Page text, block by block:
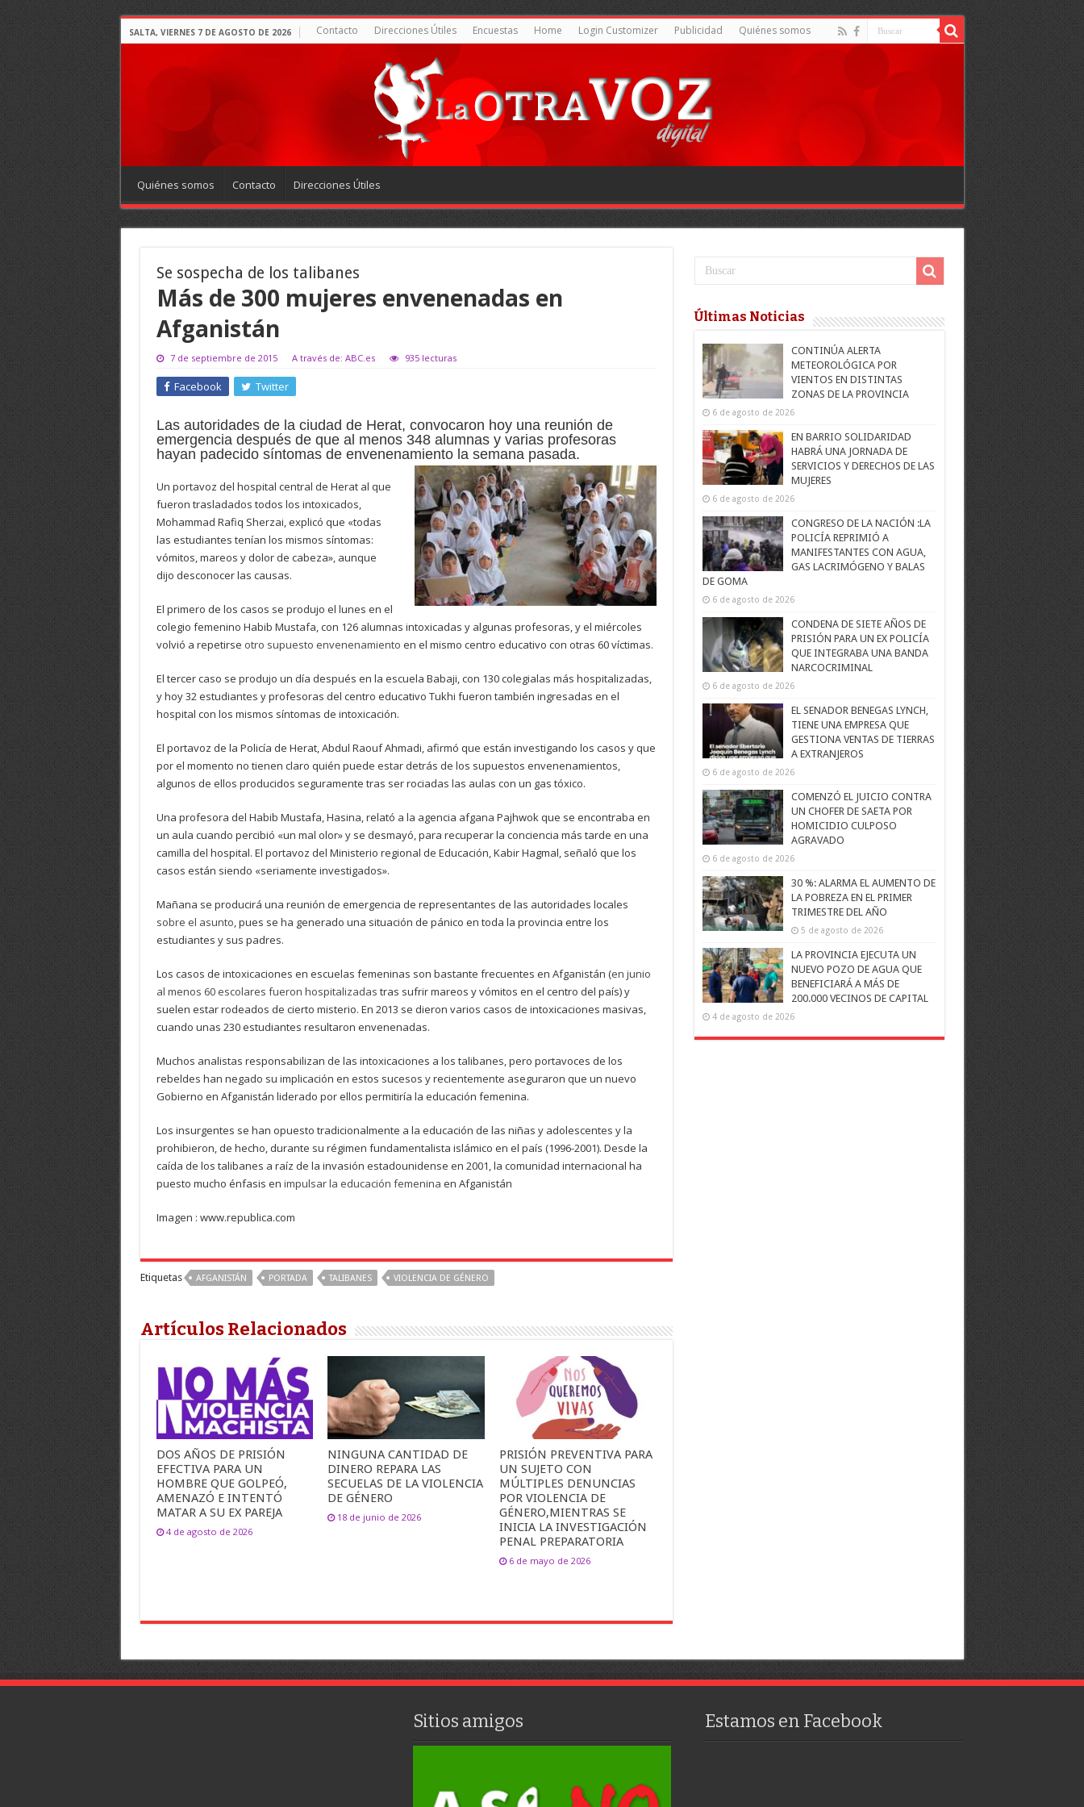
SALTA, VIERNES 7 DE AGOSTO DE 2026 Contacto Direcciones Útiles Encuestas Home Login Customizer Publicidad Quiénes somos
Quiénes somos Contacto Direcciones Útiles
Se sospecha de los talibanes
Más de 300 mujeres envenenadas en
Afganistán
7 de septiembre de 2015 A través de: ABC.es 935 lecturas
Facebook Twitter
Las autoridades de la ciudad de Herat, convocaron hoy una reunión de
emergencia después de que al menos 348 alumnas y varias profesoras
hayan padecido síntomas de envenenamiento la semana pasada.
Un portavoz del hospital central de Herat al que
fueron trasladados todos los intoxicados,
Mohammad Rafiq Sherzai, explicó que «todas
las estudiantes tenían los mismos síntomas:
vómitos, mareos y dolor de cabeza», aunque
dijo desconocer las causas.
El primero de los casos se produjo el lunes en el
colegio femenino Habib Mustafa, con 126 alumnas intoxicadas y algunas profesoras, y el miércoles
volvió a repetirse otro supuesto envenenamiento en el mismo centro educativo con otras 60 víctimas.
El tercer caso se produjo un día después en la escuela Babaji, con 130 colegialas más hospitalizadas,
y hoy 32 estudiantes y profesoras del centro educativo Tukhi fueron también ingresadas en el
hospital con los mismos síntomas de intoxicación.
El portavoz de la Policía de Herat, Abdul Raouf Ahmadi, afirmó que están investigando los casos y que
por el momento no tienen claro quién puede estar detrás de los supuestos envenenamientos,
algunos de ellos producidos seguramente tras ser rociadas las aulas con un gas tóxico.
Una profesora del Habib Mustafa, Hasina, relató a la agencia afgana Pajhwok que se encontraba en
un aula cuando percibió «un mal olor» y se desmayó, para recuperar la conciencia más tarde en una
camilla del hospital. El portavoz del Ministerio regional de Educación, Kabir Hagmal, señaló que los
casos están siendo «seriamente investigados».
Mañana se producirá una reunión de emergencia de representantes de las autoridades locales
sobre el asunto, pues se ha generado una situación de pánico en toda la provincia entre los
estudiantes y sus padres.
Los casos de intoxicaciones en escuelas femeninas son bastante frecuentes en Afganistán (en junio
al menos 60 escolares fueron hospitalizadas tras sufrir mareos y vómitos en el centro del país) y
suelen estar rodeados de cierto misterio. En 2013 se dieron varios casos de intoxicaciones masivas,
cuando unas 230 estudiantes resultaron envenenadas.
Muchos analistas responsabilizan de las intoxicaciones a los talibanes, pero portavoces de los
rebeldes han negado su implicación en estos sucesos y recientemente aseguraron que un nuevo
Gobierno en Afganistán liderado por ellos permitiría la educación femenina.
Los insurgentes se han opuesto tradicionalmente a la educación de las niñas y adolescentes y la
prohibieron, de hecho, durante su régimen fundamentalista islámico en el país (1996-2001). Desde la
caída de los talibanes a raíz de la invasión estadounidense en 2001, la comunidad internacional ha
puesto mucho énfasis en impulsar la educación femenina en Afganistán
Imagen : www.republica.com
Etiquetas AFGANISTÁN PORTADA TALIBANES VIOLENCIA DE GÉNERO
Artículos Relacionados
DOS AÑOS DE PRISIÓN
EFECTIVA PARA UN
HOMBRE QUE GOLPEÓ,
AMENAZÓ E INTENTÓ
MATAR A SU EX PAREJA
4 de agosto de 2026
NINGUNA CANTIDAD DE
DINERO REPARA LAS
SECUELAS DE LA VIOLENCIA
DE GÉNERO
18 de junio de 2026
PRISIÓN PREVENTIVA PARA
UN SUJETO CON
MÚLTIPLES DENUNCIAS
POR VIOLENCIA DE
GÉNERO,MIENTRAS SE
INICIA LA INVESTIGACIÓN
PENAL PREPARATORIA
6 de mayo de 2026
Últimas Noticias
CONTINÚA ALERTA
METEOROLÓGICA POR
VIENTOS EN DISTINTAS
ZONAS DE LA PROVINCIA
6 de agosto de 2026
EN BARRIO SOLIDARIDAD
HABRÁ UNA JORNADA DE
SERVICIOS Y DERECHOS DE LAS
MUJERES
6 de agosto de 2026
CONGRESO DE LA NACIÓN :LA
POLICÍA REPRIMIÓ A
MANIFESTANTES CON AGUA,
GAS LACRIMÓGENO Y BALAS
DE GOMA
6 de agosto de 2026
CONDENA DE SIETE AÑOS DE
PRISIÓN PARA UN EX POLICÍA
QUE INTEGRABA UNA BANDA
NARCOCRIMINAL
6 de agosto de 2026
EL SENADOR BENEGAS LYNCH,
TIENE UNA EMPRESA QUE
GESTIONA VENTAS DE TIERRAS
A EXTRANJEROS
6 de agosto de 2026
COMENZÓ EL JUICIO CONTRA
UN CHOFER DE SAETA POR
HOMICIDIO CULPOSO
AGRAVADO
6 de agosto de 2026
30 %: ALARMA EL AUMENTO DE
LA POBREZA EN EL PRIMER
TRIMESTRE DEL AÑO
5 de agosto de 2026
LA PROVINCIA EJECUTA UN
NUEVO POZO DE AGUA QUE
BENEFICIARÁ A MÁS DE
200.000 VECINOS DE CAPITAL
4 de agosto de 2026
Sitios amigos Estamos en Facebook